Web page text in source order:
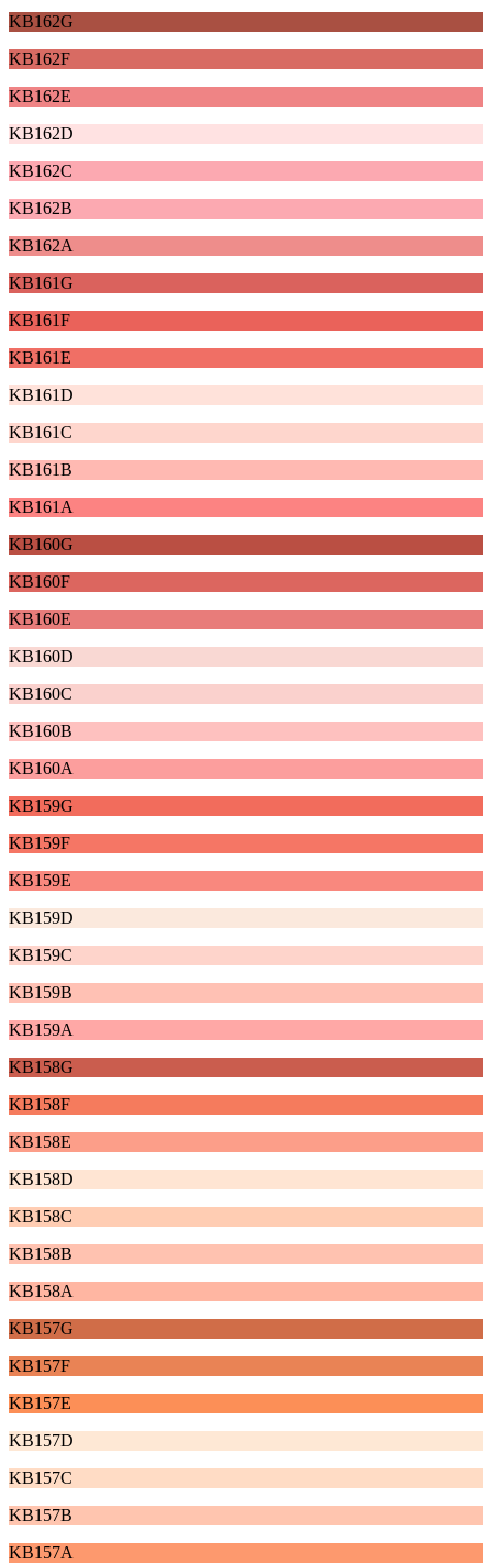
KB162G
KB162F
KB162E
KB162D
KB162C
KB162B
KB162A
KB161G
KB161F
KB161E
KB161D
KB161C
KB161B
KB161A
KB160G
KB160F
KB160E
KB160D
KB160C
KB160B
KB160A
KB159G
KB159F
KB159E
KB159D
KB159C
KB159B
KB159A
KB158G
KB158F
KB158E
KB158D
KB158C
KB158B
KB158A
KB157G
KB157F
KB157E
KB157D
KB157C
KB157B
KB157A